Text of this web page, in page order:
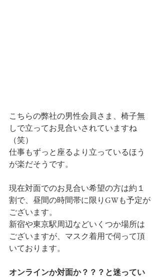
こちらの弊社の男性会員さま、椅子無
しで立ってお見合いされていますね
（笑）
仕事もずっと座るより立っているほう
が楽だそうです。
現在対面でのお見合い希望の方は約１
割で、昼間の時間帯に限りGWも予定が
ございます。
新宿や東京駅周辺などいくつか場所は
ございますが、マスク着用で伺って頂
いております。
オンラインか対面か？？？と迷ってい